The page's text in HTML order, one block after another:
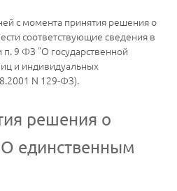
с момента принятия решения о
соответствующие сведения в
9 ФЗ "О государственной
и индивидуальных
N 129-ФЗ).
решения о
единственным